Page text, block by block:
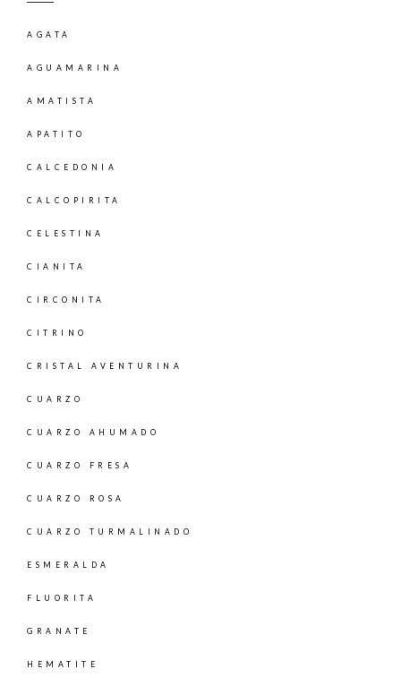
AGATA
AGUAMARINA
AMATISTA
APATITO
CALCEDONIA
CALCOPIRITA
CELESTINA
CIANITA
CIRCONITA
CITRINO
CRISTAL AVENTURINA
CUARZO
CUARZO AHUMADO
CUARZO FRESA
CUARZO ROSA
CUARZO TURMALINADO
ESMERALDA
FLUORITA
GRANATE
HEMATITE